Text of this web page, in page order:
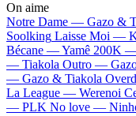
On aime
Notre Dame — Gazo &
Soolking Laisse Moi —
Bécane —Yamê 200K
— Tiakola Outro —
— Gazo & Tiakola
La League — Werenoi
— PLK No love —